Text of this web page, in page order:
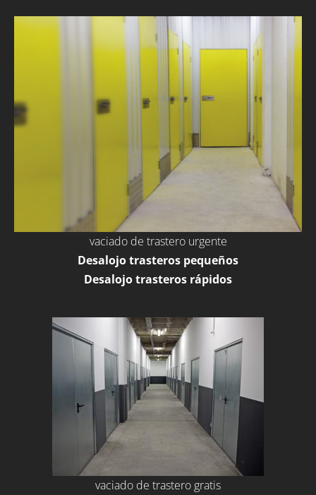
vaciado de trastero urgente
Desalojo trasteros pequeños
Desalojo trasteros rápidos
vaciado de trastero gratis